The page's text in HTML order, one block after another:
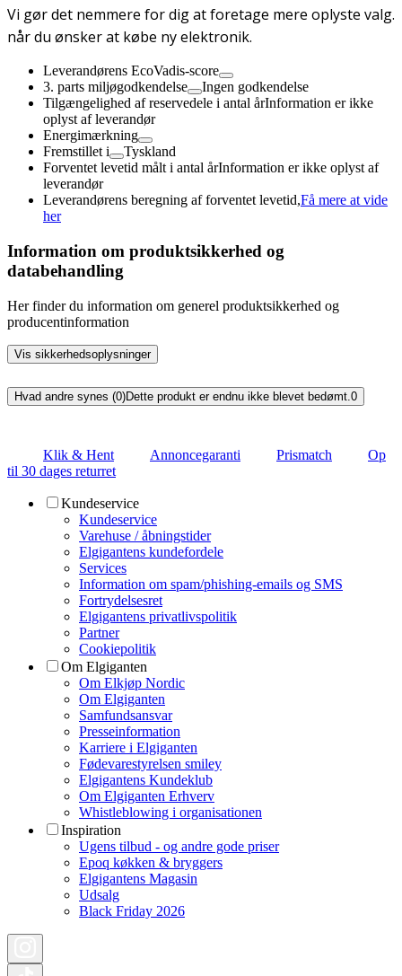
Vi gør det nemmere for dig at foretage mere oplyste valg.
når du ønsker at købe ny elektronik.
Leverandørens EcoVadis-score
3. parts miljøgodkendelse
Ingen godkendelse
Tilgængelighed af reservedele i antal årInformation er ikke
oplyst af leverandør
Energimærkning
Fremstillet i
Tyskland
Forventet levetid målt i antal årInformation er ikke oplyst af
leverandør
Leverandørens beregning af forventet levetid,Få mere at vide
her
Information om produktsikkerhed og
databehandling
Her finder du information om generel produktsikkerhed og
producentinformation
Vis sikkerhedsoplysninger
Hvad andre synes (0)Dette produkt er endnu ikke blevet bedømt. 0
Klik & Hent Annoncegaranti Prismatch
Op
til 30 dages returret
Kundeservice
Kundeservice
Varehuse / åbningstider
Elgigantens kundefordele
Services
Information om spam/phishing-emails og SMS
Fortrydelsesret
Elgigantens privatlivspolitik
Partner
Cookiepolitik
Om Elgiganten
Om Elkjøp Nordic
Om Elgiganten
Samfundsansvar
Presseinformation
Karriere i Elgiganten
Fødevarestyrelsen smiley
Elgigantens Kundeklub
Om Elgiganten Erhverv
Whistleblowing i organisationen
Inspiration
Ugens tilbud - og andre gode priser
Epoq køkken & bryggers
Elgigantens Magasin
Udsalg
Black Friday 2026